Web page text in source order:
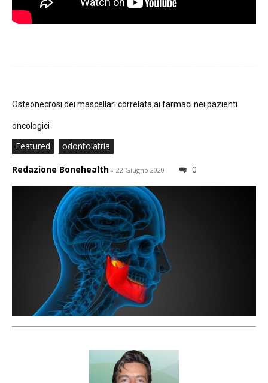
Osteonecrosi dei mascellari correlata ai farmaci nei pazienti
oncologici
Featured odontoiatria
Redazione Bonehealth - 22 Giugno 2020 0